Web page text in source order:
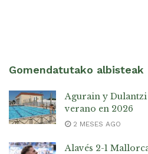
Gomendatutako albisteak
Agurain y
verano en 2026
2 MESES AGO
Alavés 2-1